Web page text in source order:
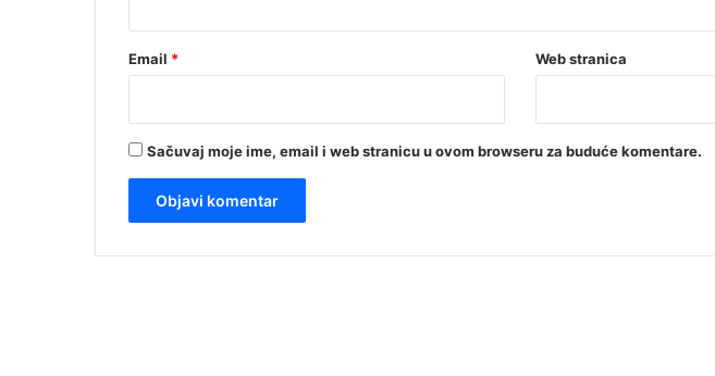
Email * Web stranica
Sačuvaj moje ime, email i web stranicu u ovom browseru za buduće komentare.